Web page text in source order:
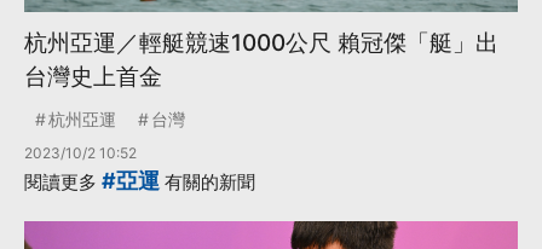
杭州亞運／輕艇競速1000公尺 賴冠傑「艇」出
台灣史上首金
杭州亞運 台灣
2023/10/2 10:52
閱讀更多 #亞運 有關的新聞